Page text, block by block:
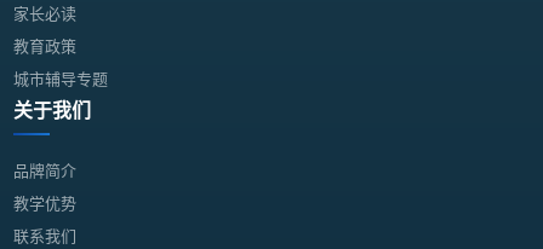
家长必读
教育政策
城市辅导专题
关于我们
品牌简介
教学优势
联系我们